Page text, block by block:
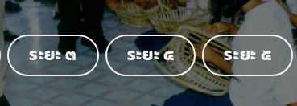
ระยะ ๓ ระยะ ๔ ระยะ ๕